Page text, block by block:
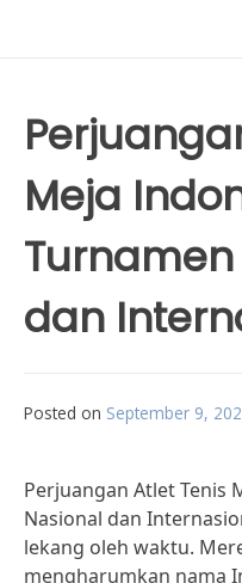
Meja
dan
Posted on September 9,
Perjuangan Atlet Tenis
Nasional dan
lekang oleh waktu.
mengharumkan nama